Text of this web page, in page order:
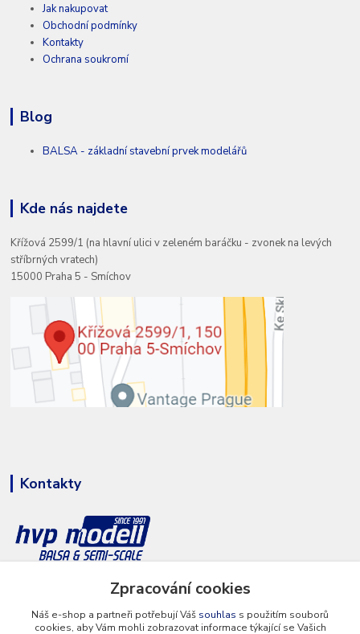
Jak nakupovat
Obchodní podmínky
Kontakty
Ochrana soukromí
Blog
BALSA - základní stavební prvek modelářů
Kde nás najdete
Křížová 2599/1 (na hlavní ulici v zeleném baráčku - zvonek na levých
stříbrných vratech)
15000 Praha 5 - Smíchov
Kontakty
+420 777 286 674Zpracování cookies
Náš e-shop a partneři potřebují Váš souhlas s použitím souborů
cookies, aby Vám mohli zobrazovat informace týkající se Vašich